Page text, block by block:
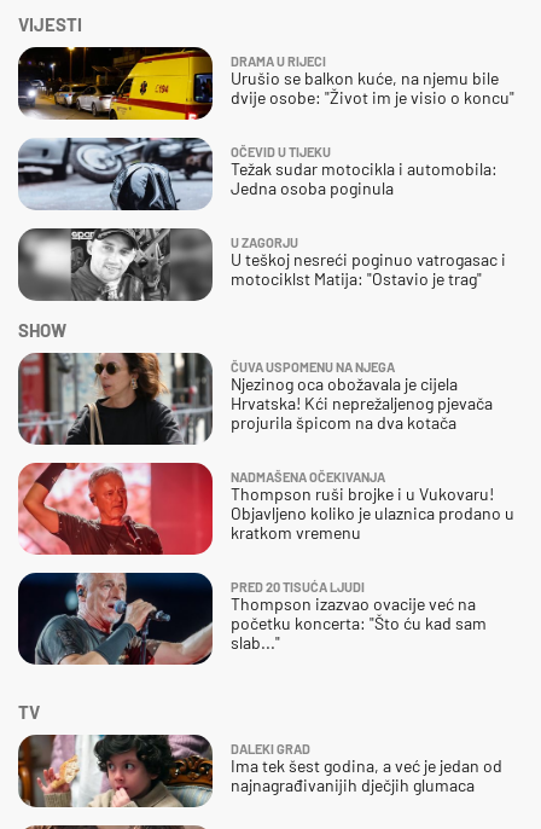
VIJESTI
DRAMA U RIJECI
Urušio se balkon kuće, na njemu bile
dvije osobe: "Život im je visio o koncu"
OČEVID U TIJEKU
Težak sudar motocikla i automobila:
Jedna osoba poginula
U ZAGORJU
U teškoj nesreći poginuo vatrogasac i
motociklst Matija: "Ostavio je trag"
SHOW
ČUVA USPOMENU NA NJEGA
Njezinog oca obožavala je cijela
Hrvatska! Kći neprežaljenog pjevača
projurila špicom na dva kotača
NADMAŠENA OČEKIVANJA
Thompson ruši brojke i u Vukovaru!
Objavljeno koliko je ulaznica prodano u
kratkom vremenu
PRED 20 TISUĆA LJUDI
Thompson izazvao ovacije već na
početku koncerta: "Što ću kad sam
slab..."
TV
DALEKI GRAD
Ima tek šest godina, a već je jedan od
najnagrađivanijih dječjih glumaca